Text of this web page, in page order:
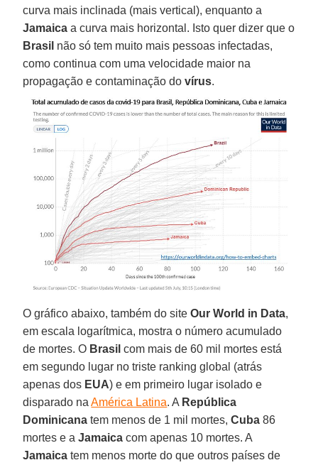
curva mais inclinada (mais vertical), enquanto a
Jamaica a curva mais horizontal. Isto quer dizer que o
Brasil não só tem muito mais pessoas infectadas,
como continua com uma velocidade maior na
propagação e contaminação dovírus.
O gráfico abaixo, também do siteOur World in Data,
em escala logarítmica, mostra o número acumulado
de mortes. O Brasil com mais de 60 mil mortes está
em segundo lugar no triste ranking global (atrás
apenas dos EUA) e em primeiro lugar isolado e
disparado naAmérica Latina. A República
Dominicana tem menos de 1 mil mortes,Cuba 86
mortes e aJamaica com apenas 10 mortes. A
Jamaica tem menos morte do que outros países de